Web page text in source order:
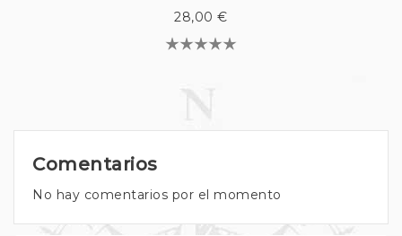
28,00 €
Comentarios
No hay comentarios por el momento